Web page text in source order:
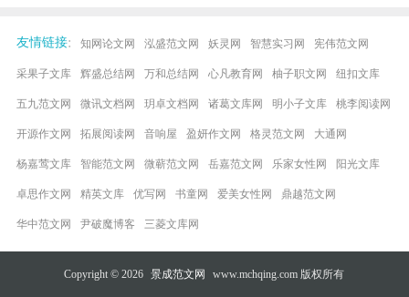
友情链接: 知网论文网 泓盛范文网 妖灵网 智慧实习网 宪伟范文网
采果子文库 辉盛总结网 万和总结网 心凡教育网 柚子职文网 纽扣文库
五九范文网 微讯文档网 玥卓文档网 诸葛文库网 明小子文库 桃李阅读网
开源作文网 拓展阅读网 音响屋 盈妍作文网 格灵范文网 大通网
杨嘉莺文库 智能范文网 微蕲范文网 岳嘉范文网 乐家女性网 阳光文库
卓思作文网 精英文库 优写网 书童网 爱美女性网 鼎越范文网
华中范文网 尹破魔博客 三菱文库网
Copyright © 2026 景成范文网 www.mchqing.com 版权所有